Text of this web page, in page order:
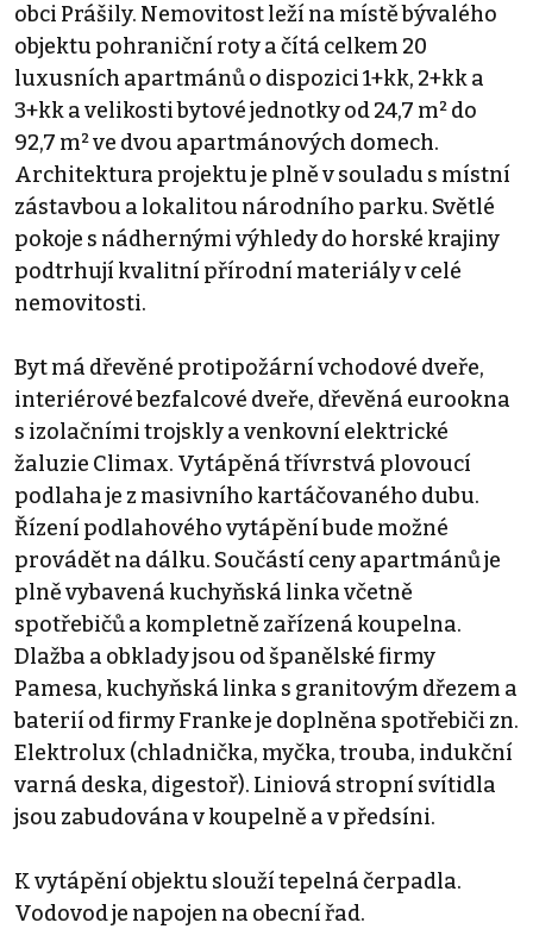
obci Prášily. Nemovitost leží na místě bývalého
objektu pohraniční roty a čítá celkem 20
luxusních apartmánů o dispozici 1+kk, 2+kk a
3+kk a velikosti bytové jednotky od 24,7 m² do
92,7 m² ve dvou apartmánových domech.
Architektura projektu je plně v souladu s místní
zástavbou a lokalitou národního parku. Světlé
pokoje s nádhernými výhledy do horské krajiny
podtrhují kvalitní přírodní materiály v celé
nemovitosti.
Byt má dřevěné protipožární vchodové dveře,
interiérové bezfalcové dveře, dřevěná eurookna
s izolačními trojskly a venkovní elektrické
žaluzie Climax. Vytápěná třívrstvá plovoucí
podlaha je z masivního kartáčovaného dubu.
Řízení podlahového vytápění bude možné
provádět na dálku. Součástí ceny apartmánů je
plně vybavená kuchyňská linka včetně
spotřebičů a kompletně zařízená koupelna.
Dlažba a obklady jsou od španělské firmy
Pamesa, kuchyňská linka s granitovým dřezem a
baterií od firmy Franke je doplněna spotřebiči zn.
Elektrolux (chladnička, myčka, trouba, indukční
varná deska, digestoř). Liniová stropní svítidla
jsou zabudována v koupelně a v předsíni.
K vytápění objektu slouží tepelná čerpadla.
Vodovod je napojen na obecní řad.